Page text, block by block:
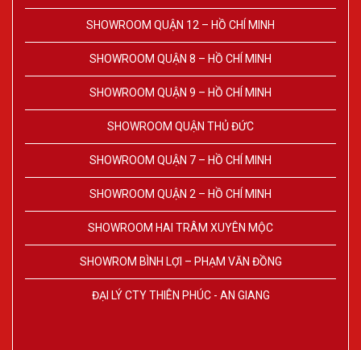
SHOWROOM QUẬN 12 – HỒ CHÍ MINH
SHOWROOM QUẬN 8 – HỒ CHÍ MINH
SHOWROOM QUẬN 9 – HỒ CHÍ MINH
SHOWROOM QUẬN THỦ ĐỨC
SHOWROOM QUẬN 7 – HỒ CHÍ MINH
SHOWROOM QUẬN 2 – HỒ CHÍ MINH
SHOWROOM HAI TRÂM XUYÊN MỘC
SHOWROM BÌNH LỢI – PHẠM VĂN ĐỒNG
ĐẠI LÝ CTY THIÊN PHÚC - AN GIANG